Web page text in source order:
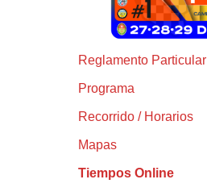
Reglamento Particular
Programa
Recorrido / Horarios
Mapas
Tiempos Online